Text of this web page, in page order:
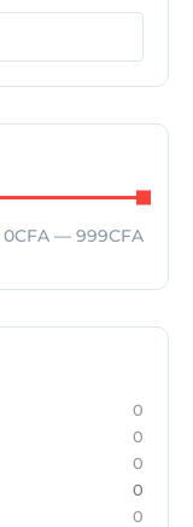
0CFA — 999CFA
0
0
0
0
0